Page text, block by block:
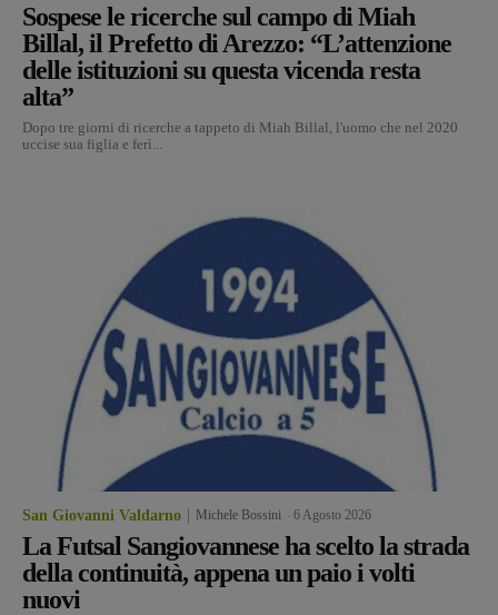
Sospese le ricerche sul campo di Miah
Billal, il Prefetto di Arezzo: “L’attenzione
delle istituzioni su questa vicenda resta
alta”
Dopo tre giorni di ricerche a tappeto di Miah Billal, l'uomo che nel 2020
uccise sua figlia e ferì...
San Giovanni Valdarno Michele Bossini 6 Agosto 2026
La Futsal Sangiovannese ha scelto la strada
della continuità, appena un paio i volti
nuovi